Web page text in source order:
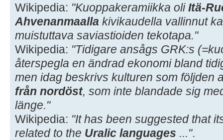
Wikipedia: "Kuoppakeramiikka oliItä-
Ahvenanmaalla kivikaudella vallinnut
muistuttava saviastioiden tekotapa."
Wikipedia: "Tidigare ansågs GRK:s
återspegla en ändrad ekonomi bland
men idag beskrivs kulturen som följden
från nordöst, som inte blandade sig
länge."
Wikipedia: "It has been suggested that
related to the Uralic languages ...".